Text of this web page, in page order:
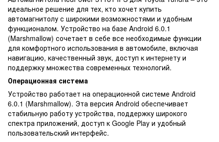
идеальное решение для тех, кто хочет купить
автомагнитолу с широкими возможностями и удобным
функционалом. Устройство на базе Android 6.0.1
(Marshmallow) сочетает в себе все необходимые функции
для комфортного использования в автомобиле, включая
навигацию, качественный звук, доступ к интернету и
поддержку множества современных технологий.
Операционная система
Устройство работает на операционной системе Android
6.0.1 (Marshmallow). Эта версия Android обеспечивает
стабильную работу устройства, поддержку широкого
спектра приложений, доступ к Google Play и удобный
пользовательский интерфейс.